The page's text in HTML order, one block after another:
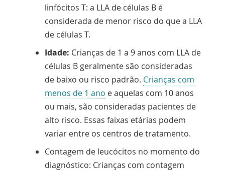
linfócitos T: a LLA de células B é
considerada de menor risco do que a LLA
de células T.
Idade: Crianças de 1 a 9 anos com LLA de
células B geralmente são consideradas
de baixo ou risco padrão. Crianças com
menos de 1 ano e aquelas com 10 anos
ou mais, são consideradas pacientes de
alto risco. Essas faixas etárias podem
variar entre os centros de tratamento.
Contagem de leucócitos no momento do
diagnóstico: Crianças com contagem